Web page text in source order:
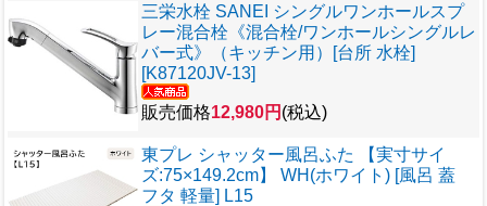
三栄水栓 SANEI シングルワンホールスプ
レー混合栓《混合栓/ワンホールシングルレ
バー式》（キッチン用）[台所 水栓]
[K87120JV-13]
販売価格12,980円 (税込)
東プレ シャッター風呂ふた 【実寸サイ
ズ:75×149.2cm】 WH(ホワイト) [風呂 蓋
フタ 軽量] L15